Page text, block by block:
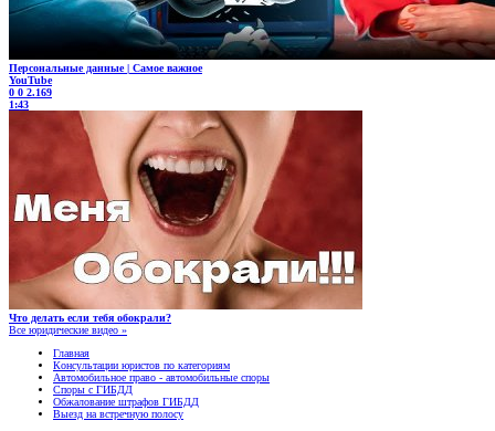
Персональные данные | Самое важное
YouTube
0 0 2.169
1:43
Что делать если тебя обокрали?
Все юридические видео »
Главная
Консультации юристов по категориям
Автомобильное право - автомобильные споры
Споры с ГИБДД
Обжалование штрафов ГИБДД
Выезд на встречную полосу